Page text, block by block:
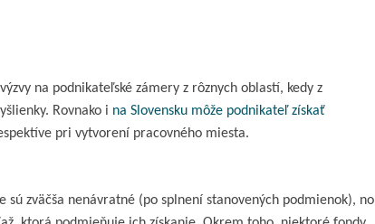
na podnikateľské zámery z rôznych oblastí, kedy z
Rovnako i na Slovensku môže podnikateľ získať
pri vytvorení pracovného miesta.
sú zväčša nenávratné (po splnení stanovených podmienok), no